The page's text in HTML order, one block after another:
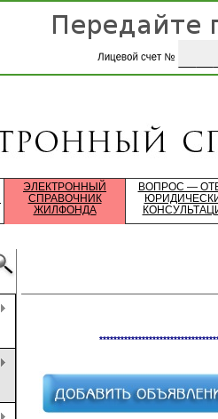
ЭЛЕКТРОННЫЙ
СПРАВОЧНИК
ЖИЛФОНДА
ВОПРОС —